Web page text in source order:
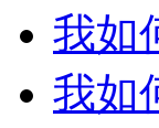
我如
我如